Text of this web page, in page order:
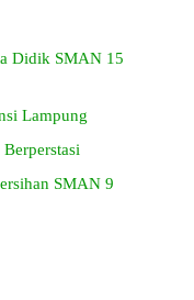
Didik SMAN 15
Lampung
SMAN 9